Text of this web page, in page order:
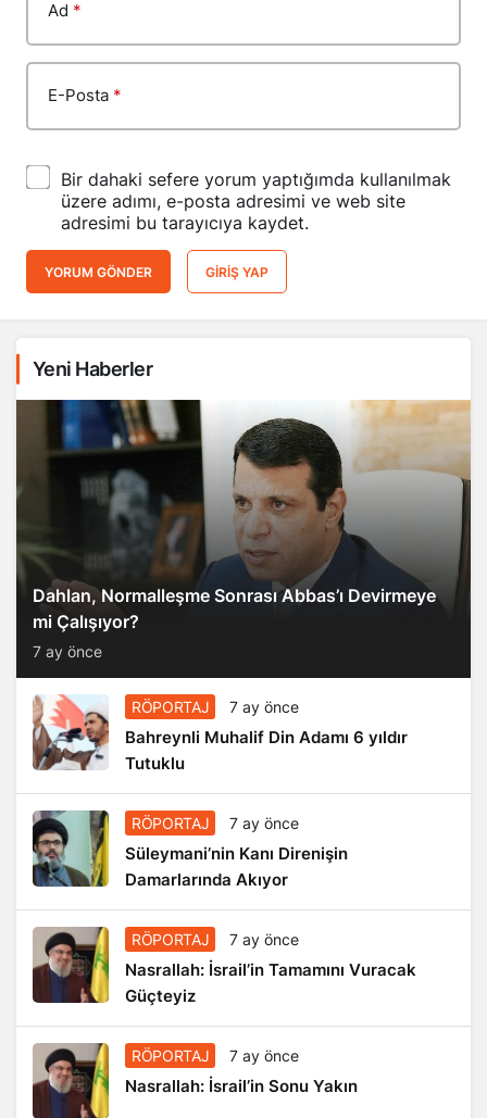
Ad *
E-Posta *
Bir dahaki sefere yorum yaptığımda kullanılmak
üzere adımı, e-posta adresimi ve web site
adresimi bu tarayıcıya kaydet.
YORUM GÖNDER GIRIŞ YAP
Yeni Haberler
Dahlan, Normalleşme Sonrası Abbas’ı Devirmeye
mi Çalışıyor?
7 ay önce
RÖPORTAJ 7 ay önce
Bahreynli Muhalif Din Adamı 6 yıldır
Tutuklu
RÖPORTAJ 7 ay önce
Süleymani’nin Kanı Direnişin
Damarlarında Akıyor
RÖPORTAJ 7 ay önce
Nasrallah: İsrail’in Tamamını Vuracak
Güçteyiz
RÖPORTAJ 7 ay önce
Nasrallah: İsrail’in Sonu Yakın